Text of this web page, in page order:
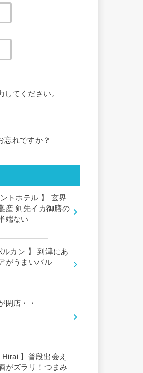
てください。
忘れですか？
ントホテル 】 玄界
産 剣先イカ御膳の
端ない
ルカン 】 到津にあ
がうまいバル
閉店・・
Hirai 】普段出会え
がズラリ！つまみ